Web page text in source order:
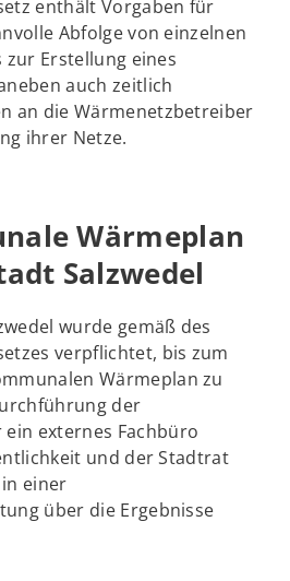
enthält Vorgaben für
Abfolge von einzelnen
Erstellung eines
auch zeitlich
an die Wärmenetzbetreiber
ihrer Netze.
Wärmeplan
Salzwedel
wurde gemäß des
verpflichtet, bis zum
Wärmeplan zu
der
externes Fachbüro
und der Stadtrat
einer
über die Ergebnisse